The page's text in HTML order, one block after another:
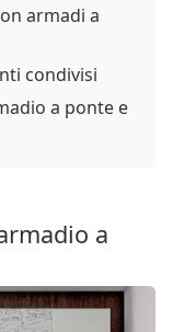
armadi a
condivisi
a ponte e
a